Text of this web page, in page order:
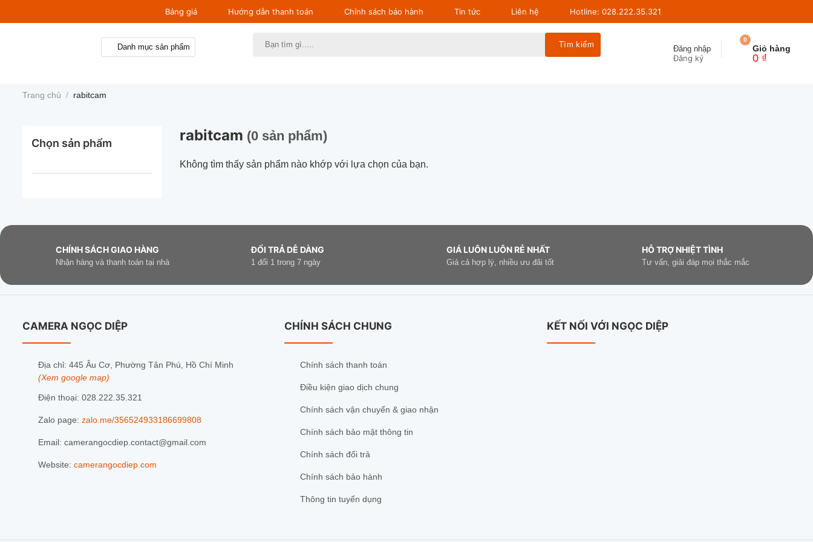
qua
Bảng giá Hướng dẫn thanh toán Chính sách bảo hành Tin tức Liên hệ Hotline: 028.222.35.321
Danh mục sản phẩm
kiếm:
Đăng nhập Giỏ hàng
0 ₫
0
Trang chủ / rabitcam
Chọn sản phẩm rabitcam (0 sản phẩm)
Không tìm thấy sản phẩm nào khớp với lựa chọn của bạn.
CHÍNH SÁCH GIAO HÀNG
Nhận hàng và thanh toán tại nhà
ĐỔI TRẢ DỄ DÀNG
1 đổi 1 trong 7 ngày
GIÁ LUÔN LUÔN RẺ NHẤT
Giá cả hợp lý, nhiều ưu đãi tốt
HỖ TRỢ NHIỆT TÌNH
Tư vấn, giải đáp mọi thắc mắc
CAMERA NGỌC DIỆP
Địa chỉ: 445 Âu Cơ, Phường Tân Phú, Hồ Chí Minh
(Xem google map)
Điện thoại: 028.222.35.321
Zalo page: zalo.me/356524933186699808
Email: camerangocdiep.contact@gmail.com
Website: camerangocdiep.com
CHÍNH SÁCH CHUNG
Chính sách thanh toán
Điều kiện giao dịch chung
Chính sách vận chuyển & giao nhận
Chính sách bảo mật thông tin
Chính sách đổi trả
Chính sách bảo hành
Thông tin tuyển dụng
KẾT NỐI VỚI NGỌC DIỆP